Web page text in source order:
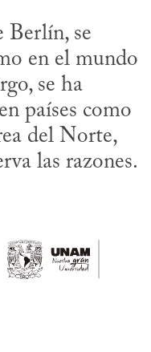
Berlín, se
en el mundo
se ha
países como
del Norte,
las razones.